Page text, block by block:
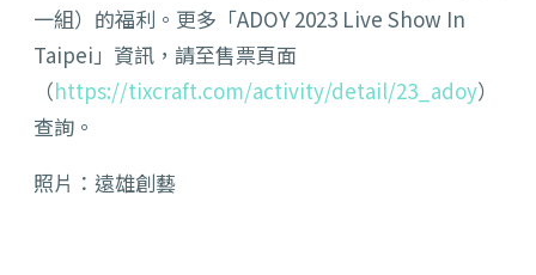
一組）的福利。更多「ADOY 2023 Live Show In
Taipei」資訊，請至售票頁面
（https://tixcraft.com/activity/detail/23_adoy）
查詢。
照片：遠雄創藝